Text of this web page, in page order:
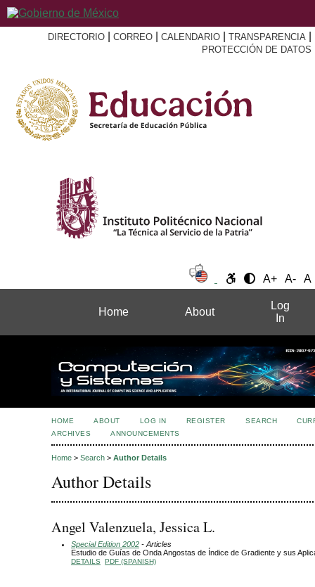
DIRECTORIO CORREO CALENDARIO TRANSPARENCIA
PROTECCIÓN DE DATOS
A+ A- A
Home About
Log
In
HOME ABOUT LOG IN REGISTER SEARCH
ARCHIVES
ANNOUNCEMENTS
Home > Search > Author Details
Author Details
Angel Valenzuela, Jessica L.
Special Edition 2002 - Articles
Estudio de Guías de Onda Angostas de Índice de Gradiente y sus
DETAILS PDF (SPANISH)